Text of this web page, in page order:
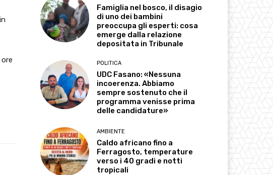
Famiglia nel bosco, il disagio
di uno dei bambini
preoccupa gli esperti: cosa
emerge dalla relazione
depositata in Tribunale
POLITICA
UDC Fasano: «Nessuna
incoerenza. Abbiamo
sempre sostenuto che il
programma venisse prima
delle candidature»
AMBIENTE
Caldo africano fino a
Ferragosto, temperature
verso i 40 gradi e notti
tropicali